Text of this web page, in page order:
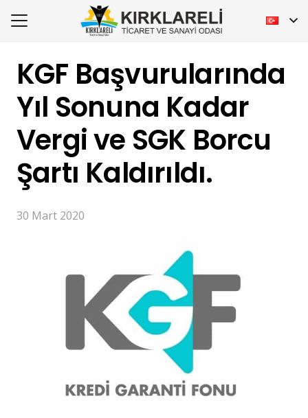
KGF Başvurularında
Yıl Sonuna Kadar
Vergi ve SGK Borcu
Şartı Kaldırıldı.
30 Mart 2020